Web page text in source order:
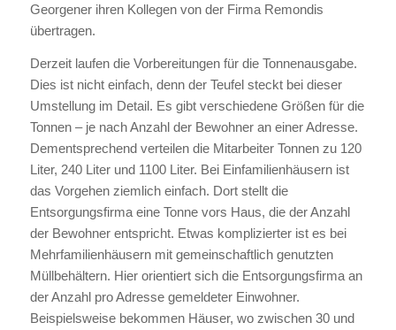
Georgener ihren Kollegen von der Firma Remondis
übertragen.
Derzeit laufen die Vorbereitungen für die Tonnenausgabe.
Dies ist nicht einfach, denn der Teufel steckt bei dieser
Umstellung im Detail. Es gibt verschiedene Größen für die
Tonnen – je nach Anzahl der Bewohner an einer Adresse.
Dementsprechend verteilen die Mitarbeiter Tonnen zu 120
Liter, 240 Liter und 1100 Liter. Bei Einfamilienhäusern ist
das Vorgehen ziemlich einfach. Dort stellt die
Entsorgungsfirma eine Tonne vors Haus, die der Anzahl
der Bewohner entspricht. Etwas komplizierter ist es bei
Mehrfamilienhäusern mit gemeinschaftlich genutzten
Müllbehältern. Hier orientiert sich die Entsorgungsfirma an
der Anzahl pro Adresse gemeldeter Einwohner.
Beispielsweise bekommen Häuser, wo zwischen 30 und